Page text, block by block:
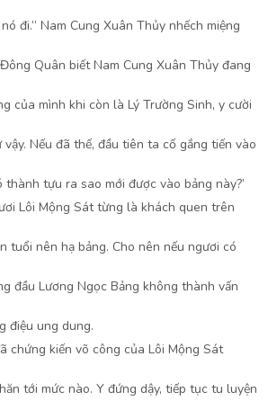
đi.” Nam Cung Xuân Thủy nhếch miệng
Quân biết Nam Cung Xuân Thủy đang
của mình khi còn là Lý Trường Sinh, y cười
Nếu đã thế, đầu tiên ta cố gắng tiến vào
thành tựu ra sao mới được vào bảng này?’
Lôi Mộng Sát từng là khách quen trên
tuổi nên hạ bảng. Cho nên nếu ngươi có
đầu Lương Ngọc Bảng không thành vấn
điệu ung dung.
chứng kiến võ công của Lôi Mộng Sát
tới mức nào. Y đứng dậy, tiếp tục tu luyện